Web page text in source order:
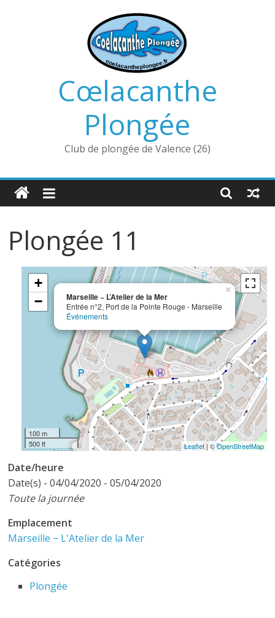
Cœlacanthe
Plongée
Club de plongée de Valence (26)
Plongée 11
Marseille − L’Atelier de la Mer
Entrée n°2, Port de la Pointe Rouge - Marseille
Événements
×
+
−
100 m
500 ft
Leaflet| ©OpenStreetMap
Date/heure
Date(s) - 04/04/2020 - 05/04/2020
Toute la journée
Emplacement
Marseille − L'Atelier de la Mer
Catégories
Plongée